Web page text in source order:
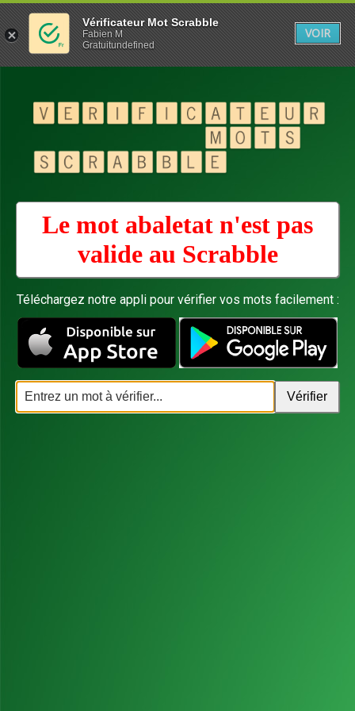
Le mot abaletat n'est pas
valide au Scrabble
Téléchargez notre appli pour vérifier vos mots facilement :
Vérificateur Mot Scrabble
Fabien M
Gratuitundefined
VOIR